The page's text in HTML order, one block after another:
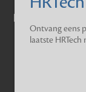
HRTechArena
Ontvang eens
laatste